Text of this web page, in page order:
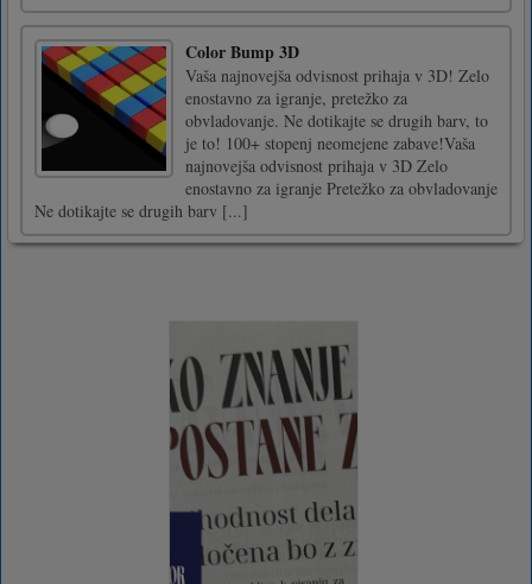
Color Bump 3D
Vaša najnovejša odvisnost prihaja v 3D! Zelo
enostavno za igranje, pretežko za
obvladovanje. Ne dotikajte se drugih barv, to
je to! 100+ stopenj neomejene zabave!Vaša
najnovejša odvisnost prihaja v 3D Zelo
enostavno za igranje Pretežko za obvladovanje
Ne dotikajte se drugih barv [...]